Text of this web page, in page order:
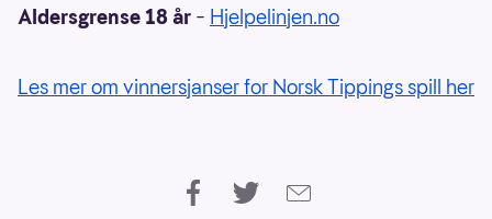
Aldersgrense 18 år – Hjelpelinjen.no
Les mer om vinnersjanser for Norsk Tippings spill her